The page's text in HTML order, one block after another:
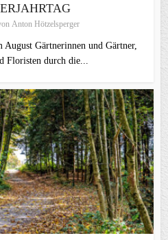
Anton Hötzelsperger
August Gärtnerinnen und Gärtner,
Floristen durch die...